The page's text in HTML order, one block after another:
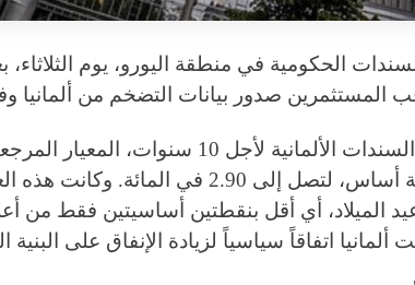
الحكومية في منطقة اليورو، يوم
المستثمرين صدور بيانات التضخم من ألمانيا
وارتفعت عوائد السندات الألمانية لأجل 10
الميلاد، أي أقل بنقطتين أساسيتين فقط من
ألمانيا اتفاقاً سياسياً لزيادة الإنفاق على البنية